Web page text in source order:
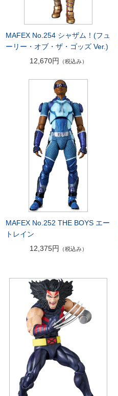
MAFEX No.254 シャザム！(フュ
ーリー・オブ・ザ・ゴッズ Ver.)
12,670円
（税込み）
MAFEX No.252 THE BOYS エー
トレイン
12,375円
（税込み）